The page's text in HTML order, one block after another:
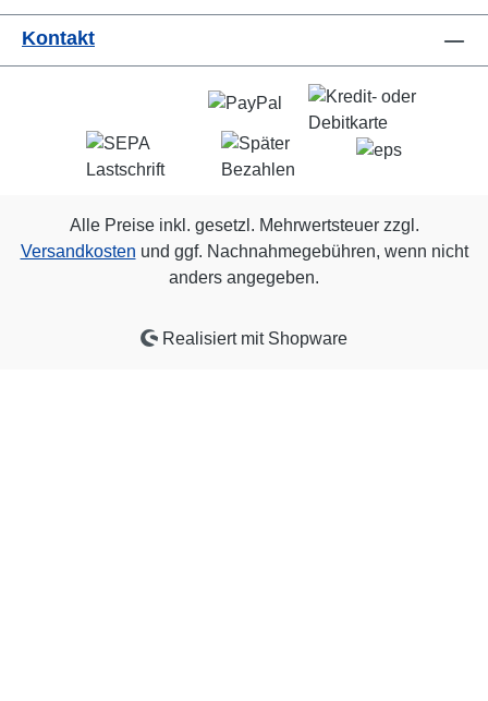
Kontakt
Alle Preise inkl. gesetzl. Mehrwertsteuer zzgl.
Versandkosten und ggf. Nachnahmegebühren, wenn nicht
anders angegeben.
Realisiert mit Shopware